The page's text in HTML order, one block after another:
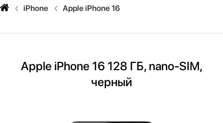
iPhone Apple iPhone 16
Apple iPhone 16 128 ГБ, nano-SIM,
черный